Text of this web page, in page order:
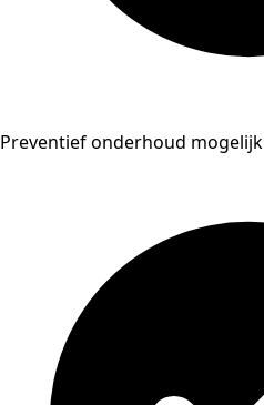
Preventief onderhoud mogelijk